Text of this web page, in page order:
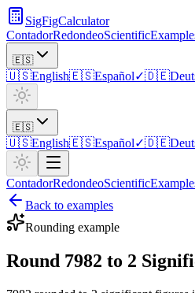
SigFigCalculator
ContadorRedondeoScientific
🇪🇸
🇺🇸English🇪🇸Español✓🇩🇪
🇪🇸
🇺🇸English🇪🇸Español✓🇩🇪
ContadorRedondeoScientific
Back to examples
Rounding example
Round 7982 to 2